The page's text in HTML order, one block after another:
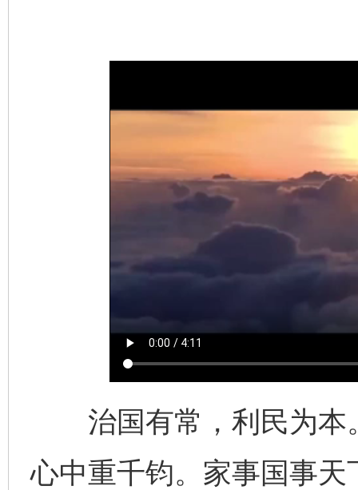
治国有常，利民为本
心中重千钧。家事国事